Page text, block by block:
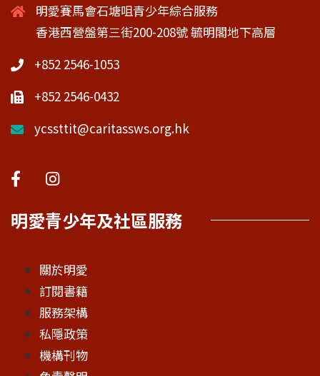
明愛賽馬會石塘咀青少年綜合服務
香港西營盤第三街200-208號 毓明閣地下高層
+852 2546-1053
+852 2546-0432
ycssttit@caritassws.org.hk
明愛青少年及社區服務
關於明愛
訂閱書籍
服務架構
私隱政策
機構刊物